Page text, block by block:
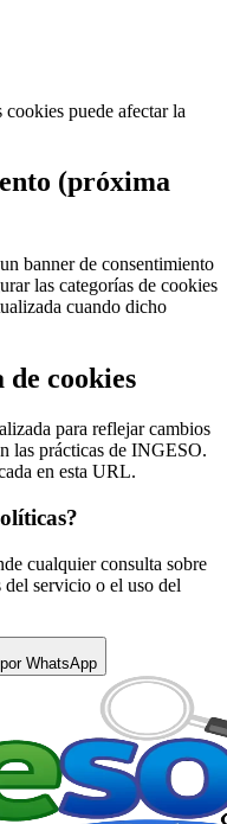
puede afectar la
(próxima
banner de consentimiento
las categorías de cookies
cuando dicho
cookies
para reflejar cambios
las prácticas de INGESO.
en esta URL.
cualquier consulta sobre
del servicio o el uso del
WhatsApp